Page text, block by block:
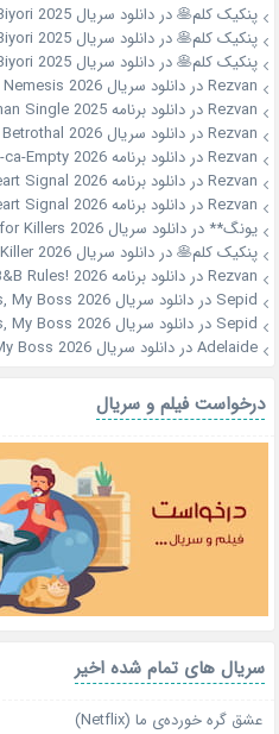
پنکیک کلم🥞دردانلود سریال Nami Uraraka ni, Meoto Biyori 2025
پنکیک کلم🥞دردانلود سریال Nami Uraraka ni, Meoto Biyori 2025
پنکیک کلم🥞دردانلود سریال Nami Uraraka ni, Meoto Biyori 2025
Rezvanدردانلود سریال My Royal Nemesis 2026
Rezvanدردانلود برنامه Better Late than Single 2025
Rezvanدردانلود سریال Royal Betrothal 2026
Rezvanدردانلود برنامه Abra-ca-Empty 2026
Rezvanدردانلود برنامه Heart Signal 2026
Rezvanدردانلود برنامه Heart Signal 2026
یونگ** دردانلود سریال A Shop for Killers 2026
پنکیک کلم🥞دردانلود سریال A Bona Fide Killer 2026
Rezvanدردانلود برنامه Jae Seok’s B&B Rules! 2026
Sepid دردانلود سریال My Bias, My Boss 2026
Sepid دردانلود سریال My Bias, My Boss 2026
Adelaideدردانلود سریال My Bias, My Boss 2026
درخواست فیلم و سریال
سریال های تمام شده اخیر
عشق گره خورده‌ی ما (Netflix)